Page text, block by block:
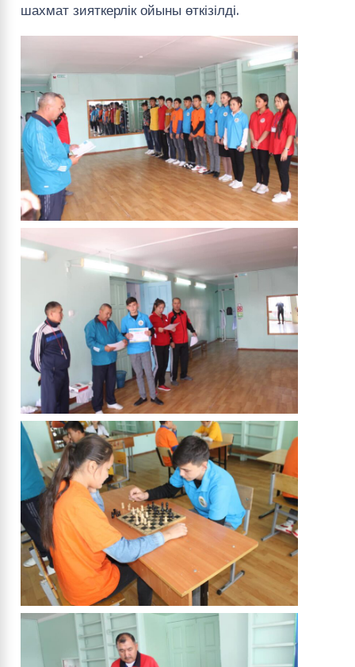
шахмат зияткерлік ойыны өткізілді.